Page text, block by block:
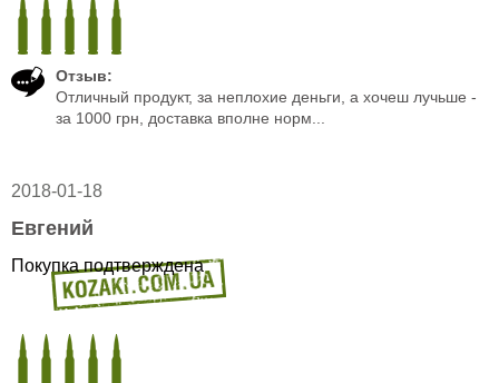
Отзыв:
Отличный продукт, за неплохие деньги, а хочеш лучьше -
за 1000 грн, доставка вполне норм...
2018-01-18
Евгений
Покупка подтверждена